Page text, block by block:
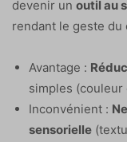
devenir un outil au
rendant le geste
Avantage :
simples
Inconvénient :
sensorielle